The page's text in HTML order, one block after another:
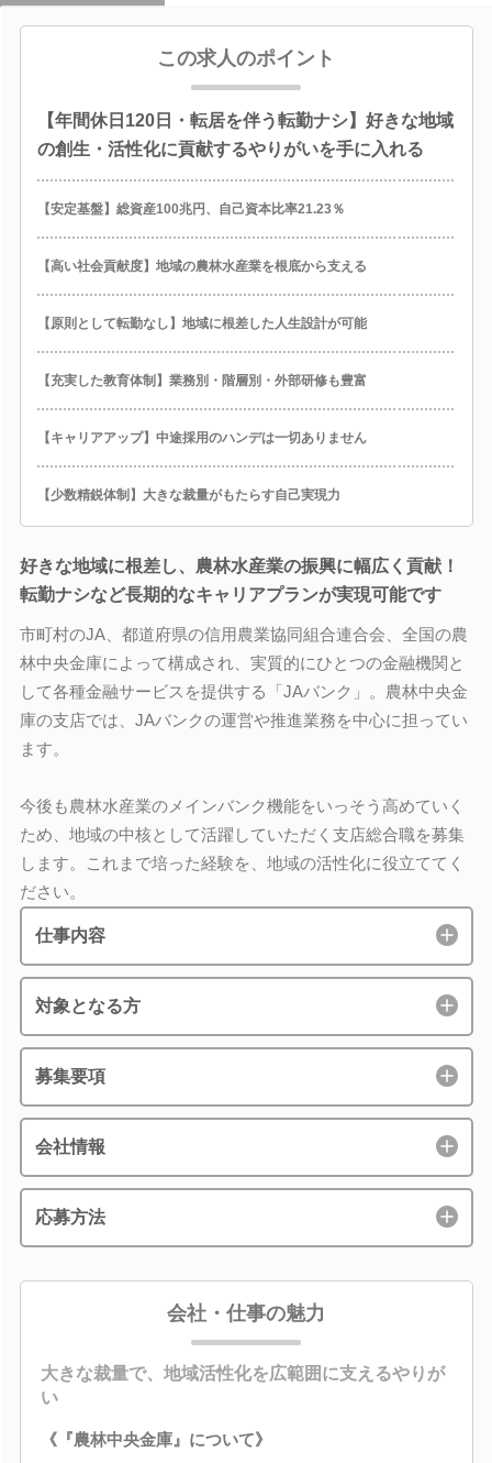
この求人のポイント
【年間休日120日・転居を伴う転勤ナシ】好きな地域
の創生・活性化に貢献するやりがいを手に入れる
【安定基盤】総資産100兆円、自己資本比率21.23％
【高い社会貢献度】地域の農林水産業を根底から支える
【原則として転勤なし】地域に根差した人生設計が可能
【充実した教育体制】業務別・階層別・外部研修も豊富
【キャリアアップ】中途採用のハンデは一切ありません
【少数精鋭体制】大きな裁量がもたらす自己実現力
好きな地域に根差し、農林水産業の振興に幅広く貢献！
転勤ナシなど長期的なキャリアプランが実現可能です
市町村のJA、都道府県の信用農業協同組合連合会、全国の農
林中央金庫によって構成され、実質的にひとつの金融機関と
して各種金融サービスを提供する「JAバンク」。農林中央金
庫の支店では、JAバンクの運営や推進業務を中心に担ってい
ます。
今後も農林水産業のメインバンク機能をいっそう高めていく
ため、地域の中核として活躍していただく支店総合職を募集
します。これまで培った経験を、地域の活性化に役立ててく
ださい。
仕事内容
対象となる方
募集要項
会社情報
応募方法
会社・仕事の魅力
大きな裁量で、地域活性化を広範囲に支えるやりが
い
《『農林中央金庫』について》